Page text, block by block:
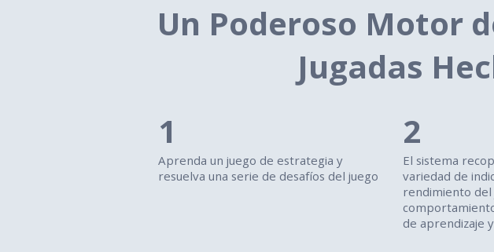
Un Poderoso Motor
Jugadas
1
Aprenda un juego de estrategia y
resuelva una serie de desafíos del juego
2
El sistema
variedad de
rendimiento del
de aprendizaje